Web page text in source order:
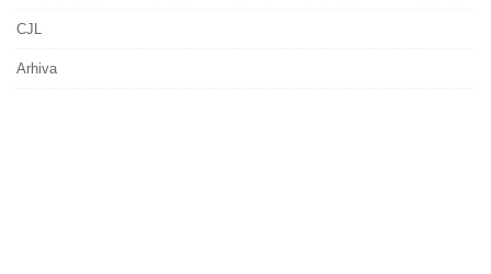
CJL
Arhiva